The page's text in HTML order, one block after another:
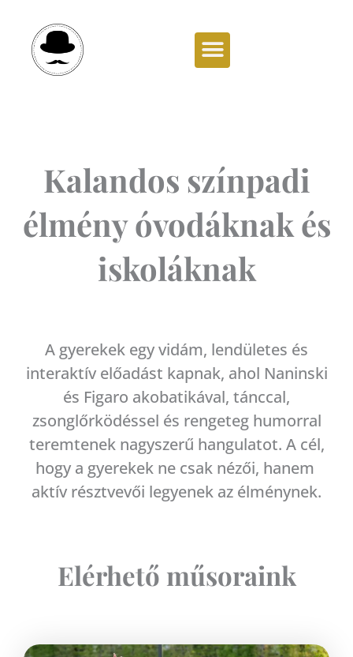
content
NANINSKI & FIGARO
Kalandos színpadi
élmény óvodáknak és
iskoláknak
A gyerekek egy vidám, lendületes és
interaktív előadást kapnak, ahol Naninski
és Figaro akobatikával, tánccal,
zsonglőrködéssel és rengeteg humorral
teremtenek nagyszerű hangulatot. A cél,
hogy a gyerekek ne csak nézői, hanem
aktív résztvevői legyenek az élménynek.
Elérhető műsoraink